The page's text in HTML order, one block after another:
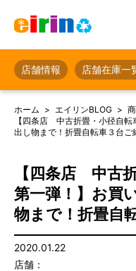
店舗情報 店舗在庫一
ホーム エイリンBLOG
【四条店 中古折畳・小径自
出し物まで！折畳自転車３台ご
【四条店 中古
第一弾！】お買
物まで！折畳自
2020.01.22
店舗：